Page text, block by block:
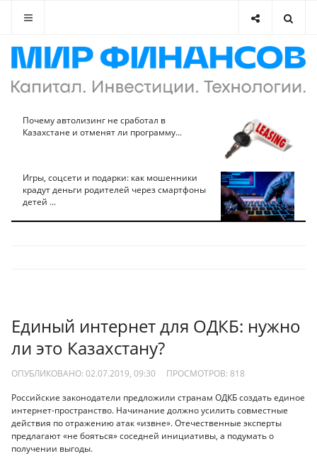
Почему автолизинг не сработал в
Казахстане и отменят ли программу...
Игры, соцсети и подарки: как мошенники
крадут деньги родителей через смартфоны
детей ...
Единый интернет для ОДКБ: нужно
ли это Казахстану?
ОПУБЛИКОВАНО: 02.07.2019, 09:30 ПРОСМОТРОВ: 818
Российские законодатели предложили странам ОДКБ создать единое
интернет-пространство. Начинание должно усилить совместные
действия по отражению атак «извне». Отечественные эксперты
предлагают «не бояться» соседней инициативы, а подумать о
получении выгоды.